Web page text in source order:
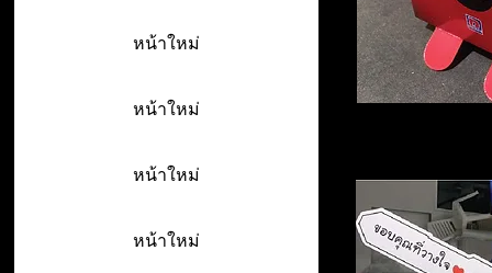
หน้าใหม่
หน้าใหม่
หน้าใหม่
หน้าใหม่